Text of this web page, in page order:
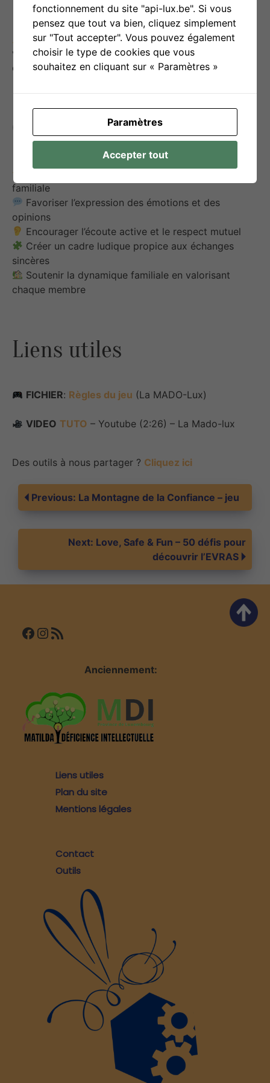
Points d’attention: L’animateur ou le parent doit
veiller à instaurer un climat sécurisant pour que
chacun se sente libre de s’exprimer sans jugement.
Objectif(s) d’utilisation
familiale
Favoriser l’expression des émotions et des
opinions
Encourager l’écoute active et le respect mutuel
Créer un cadre ludique propice aux échanges
sincères
Soutenir la dynamique familiale en valorisant
chaque membre
Liens utiles
FICHIER: Règles du jeu (La MADO-Lux)
VIDEO TUTO – Youtube (2:26) – La Mado-lux
Des outils à nous partager ? Cliquez ici
Navigation
de
l’article
Previous: La Montagne de la Confiance – jeu
Next: Love, Safe & Fun – 50 défis pour
découvrir l’EVRAS
Facebook InstagramFlux RSS
Anciennement:
Liens utiles
Plan du site
Mentions légales
Contact
Outils
fonctionnement du site "api-lux.be". Si vous
pensez que tout va bien, cliquez simplement
sur "Tout accepter". Vous pouvez également
choisir le type de cookies que vous
souhaitez en cliquant sur « Paramètres »
Paramètres
Accepter tout